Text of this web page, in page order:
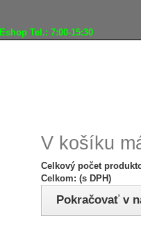
Eshop Tel.: 7:00-15:30
V košíku
Celkový počet
Celkom: (s DPH)
Pokračovať v